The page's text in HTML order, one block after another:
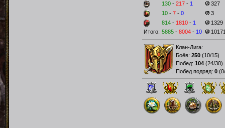
130 - 217 - 1
327
10 - 7 - 0
3
814 - 1810 - 1
1329
Итого: 5885 - 8004 - 10
Клан-Лига:
Боёв: 250 (10/15)
Побед: 104 (24/30)
Побед подряд: 0 (